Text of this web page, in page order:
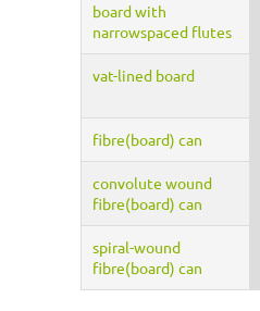
board with
narrowspaced flutes
vat-lined board
fibre(board) can
convolute wound
fibre(board) can
spiral-wound
fibre(board) can